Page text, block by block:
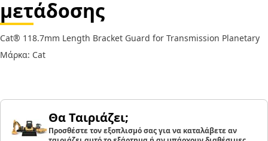
μετάδοσης
Cat® 118.7mm Length Bracket Guard for Transmission Planetary
Μάρκα: Cat
Θα Ταιριάζει;
Προσθέστε τον εξοπλισμό σας για να καταλάβετε αν